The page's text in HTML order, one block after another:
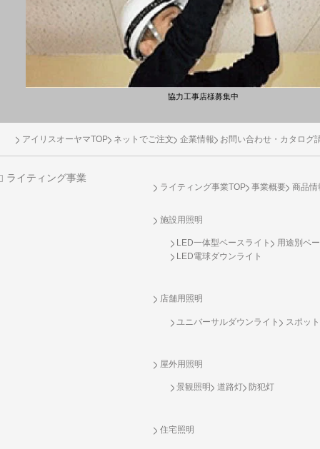
協力工事店様募集中
アイリスオーヤマTOP ネットでご注文 企業情報 お問い合わせ・カタログ
ライティング事業
ライティング事業TOP 事業概要 商品情
施設用照明
LED一体型ベースライト
用途別ベ
LED電球ダウンライト
店舗用照明
ユニバーサルダウンライト スポッ
屋外用照明
景観照明 道路灯 防犯灯
住宅照明